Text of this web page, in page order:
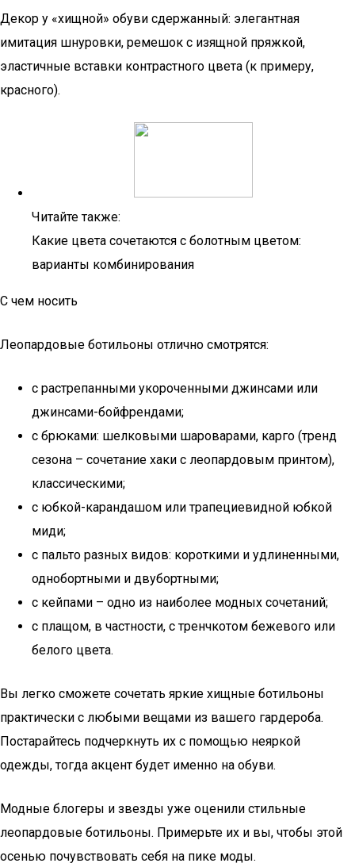
Декор у «хищной» обуви сдержанный: элегантная
имитация шнуровки, ремешок с изящной пряжкой,
эластичные вставки контрастного цвета (к примеру,
красного).
Читайте также:
Какие цвета сочетаются с болотным цветом:
варианты комбинирования
С чем носить
Леопардовые ботильоны отлично смотрятся:
с растрепанными укороченными джинсами или
джинсами-бойфрендами;
с брюками: шелковыми шароварами, карго (тренд
сезона – сочетание хаки с леопардовым принтом),
классическими;
с юбкой-карандашом или трапециевидной юбкой
миди;
с пальто разных видов: короткими и удлиненными,
однобортными и двубортными;
с кейпами – одно из наиболее модных сочетаний;
с плащом, в частности, с тренчкотом бежевого или
белого цвета.
Вы легко сможете сочетать яркие хищные ботильоны
практически с любыми вещами из вашего гардероба.
Постарайтесь подчеркнуть их с помощью неяркой
одежды, тогда акцент будет именно на обуви.
Модные блогеры и звезды уже оценили стильные
леопардовые ботильоны. Примерьте их и вы, чтобы этой
осенью почувствовать себя на пике моды.